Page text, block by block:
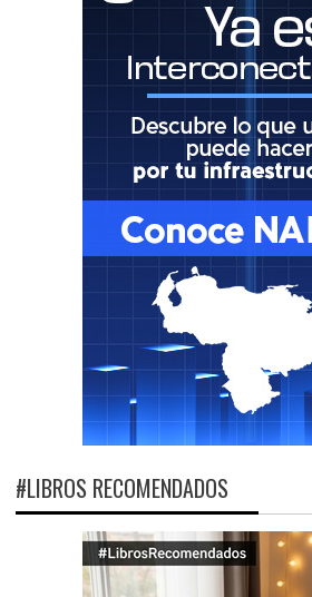
#LIBROS RECOMENDADOS